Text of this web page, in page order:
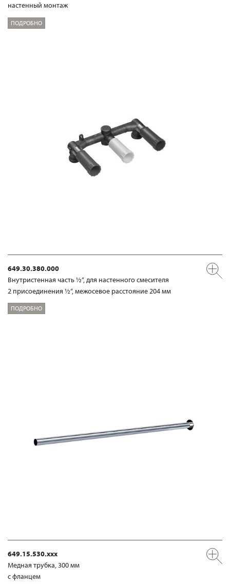
настенный монтаж
ПОДРОБНО
649.30.380.000
Внутристенная часть ½“, для настенного смесителя
2 присоединения ½“, межосевое расстояние 204 мм
ПОДРОБНО
649.15.530.xxx
Медная трубка, 300 мм
с фланцем